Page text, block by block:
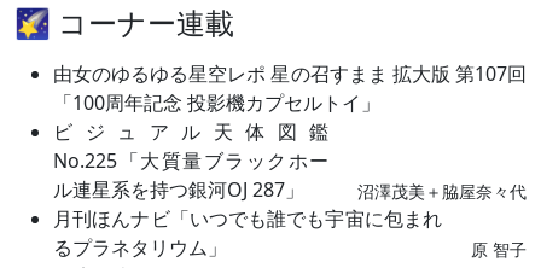
🌠 コーナー連載
由女のゆるゆる星空レポ 星の召すまま 拡大版 第107回
「100周年記念 投影機カプセルトイ」
ビジュアル天体図鑑
No.225「大質量ブラックホー
ル連星系を持つ銀河OJ 287」
沼澤茂美＋脇屋奈々代
月刊ほんナビ「いつでも誰でも宇宙に包まれ
るプラネタリウム」
原 智子